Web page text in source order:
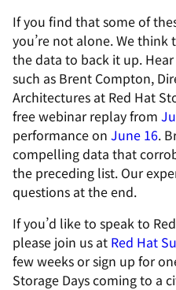
If you find that some of
you’re not alone. We think
the data to back it up.
such as Brent Compton,
Architectures at Red Hat
free webinar replay from
performance on June 16.
compelling data that
the preceding list. Our
questions at the end.
If you’d like to speak to
please join us at Red Hat
few weeks or sign up for
Storage Days coming to a